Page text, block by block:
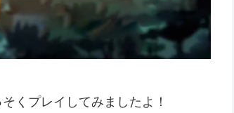
くプレイしてみましたよ！